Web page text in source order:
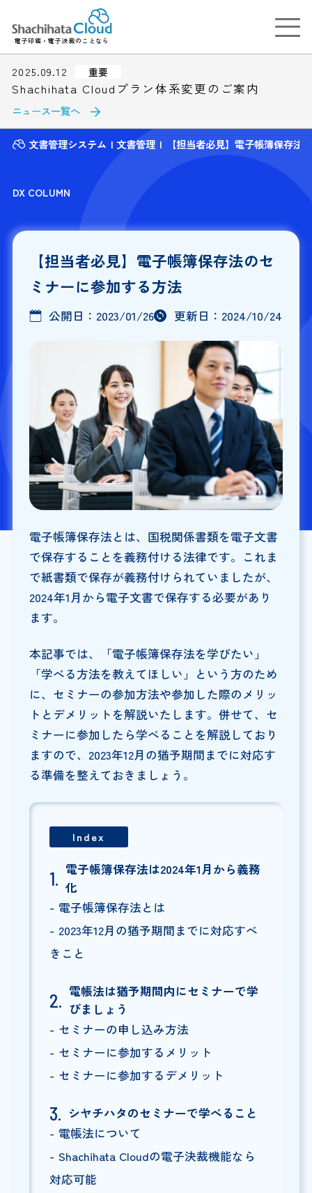
電子印鑑・電子決裁のことなら
2025.09.12 重要
Shachihata Cloudプラン体系変更のご案内
ニュース一覧へ
文書管理システム 文書管理 【担当者必見】電子帳簿保存法
DX COLUMN
【担当者必見】電子帳簿保存法のセ
ミナーに参加する方法
公開日： 2023/01/26 更新日： 2024/10/24
電子帳簿保存法とは、国税関係書類を電子文書
で保存することを義務付ける法律です。これま
で紙書類で保存が義務付けられていましたが、
2024年1月から電子文書で保存する必要があり
ます。
本記事では、「電子帳簿保存法を学びたい」
「学べる方法を教えてほしい」という方のため
に、セミナーの参加方法や参加した際のメリッ
トとデメリットを解説いたします。併せて、セ
ミナーに参加したら学べることを解説しており
ますので、2023年12月の猶予期間までに対応す
る準備を整えておきましょう。
Index
電子帳簿保存法は2024年1月から義務
化
電子帳簿保存法とは
2023年12月の猶予期間までに対応すべ
きこと
電帳法は猶予期間内にセミナーで学
びましょう
セミナーの申し込み方法
セミナーに参加するメリット
セミナーに参加するデメリット
シヤチハタのセミナーで学べること
電帳法について
Shachihata Cloudの電子決裁機能なら
対応可能